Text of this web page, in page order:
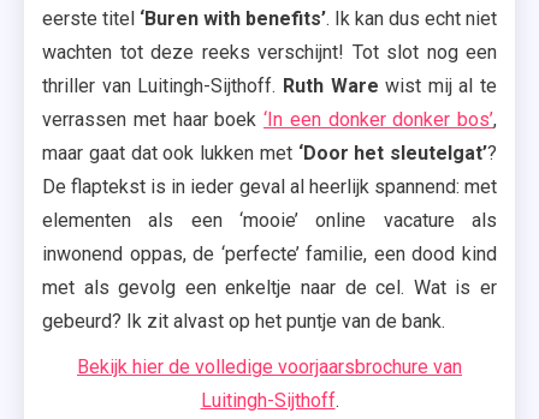
eerste titel ‘Buren with benefits’. Ik kan dus echt niet
wachten tot deze reeks verschijnt! Tot slot nog een
thriller van Luitingh-Sijthoff. Ruth Ware wist mij al te
verrassen met haar boek ‘In een donker donker bos’,
maar gaat dat ook lukken met ‘Door het sleutelgat’?
De flaptekst is in ieder geval al heerlijk spannend: met
elementen als een ‘mooie’ online vacature als
inwonend oppas, de ‘perfecte’ familie, een dood kind
met als gevolg een enkeltje naar de cel. Wat is er
gebeurd? Ik zit alvast op het puntje van de bank.
Bekijk hier de volledige voorjaarsbrochure van
Luitingh-Sijthoff.